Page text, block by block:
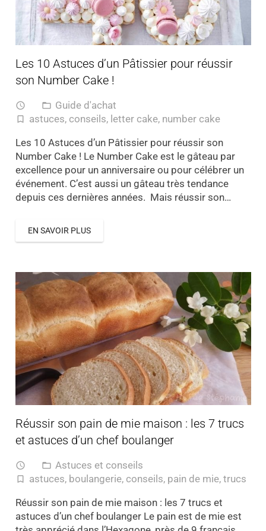
Les 10 Astuces d’un Pâtissier pour réussir
son Number Cake !
access_time folder_open Guide d'achat
turned_in_not astuces, conseils, letter cake, number cake
Les 10 Astuces d’un Pâtissier pour réussir son
Number Cake ! Le Number Cake est le gâteau par
excellence pour un anniversaire ou pour célébrer un
événement. C’est aussi un gâteau très tendance
depuis ces dernières années. Mais réussir son…
EN SAVOIR PLUS
Réussir son pain de mie maison : les 7 trucs
et astuces d’un chef boulanger
access_time folder_open Astuces et conseils
turned_in_not astuces, boulangerie, conseils, pain de mie,trucs
Réussir son pain de mie maison : les 7 trucs et
astuces d’un chef boulanger Le pain est de mie est